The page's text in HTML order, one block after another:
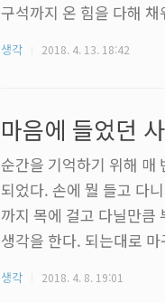
구석까지 온 힘을 다해
지고 어깨에 힘이 들어간
미소가 나왔을 정도. 인
많아지는 요즘 시대 사람
생각 2018. 4. 13. 18:42
마음에 들었던
순간을 기억하기 위해 매
되었다. 손에 뭘 들고 다
까지 목에 걸고 다닐만큼
생각을 한다. 되는대로
했다. 누르면 커진다
생각 2018. 4. 8. 19:01